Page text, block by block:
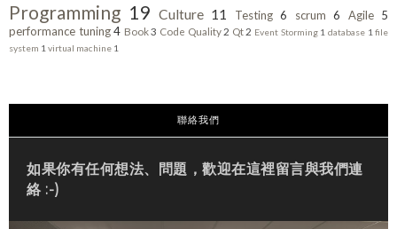
Programming 19 Culture 11 Testing 6 scrum 6 Agile 5
performance tuning 4 Book3 Code Quality 2 Qt 2 Event Storming 1 database 1 file
system 1 virtual machine 1
聯絡我們
如果你有任何想法、問題，歡迎在這裡留言與我們連
絡 :-)